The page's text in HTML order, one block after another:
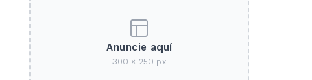
Anuncie aquí
300 × 250 px